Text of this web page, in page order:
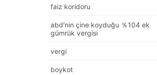
faiz koridoru
abd'nin çine koyduğu ％104 ek
gümrük vergisi
vergi
boykot